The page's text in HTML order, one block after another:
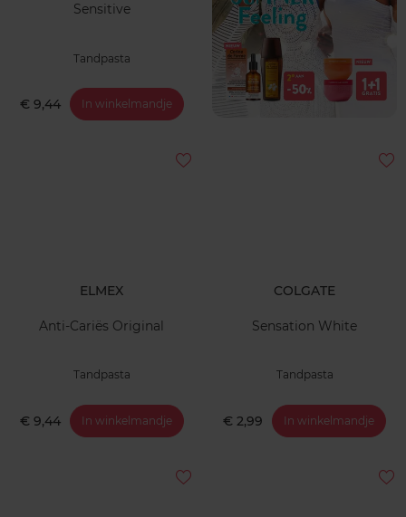
Sensitive
Tandpasta
€ 9,44 In winkelmandje
ELMEX
Anti-Cariës Original
Tandpasta
€ 9,44 In winkelmandje
COLGATE
Sensation White
Tandpasta
€ 2,99 In winkelmandje